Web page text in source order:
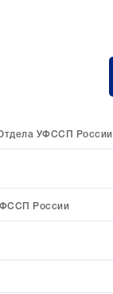
УФССП России
России